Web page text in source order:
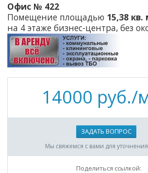
Офис № 422
Помещение площадью 15,38 кв.
на 4 этаже бизнес-центра, без
14000 руб./
ЗАДАТЬ ВОПРОС
Мы свяжемся с вами для
Поделиться ссылкой: